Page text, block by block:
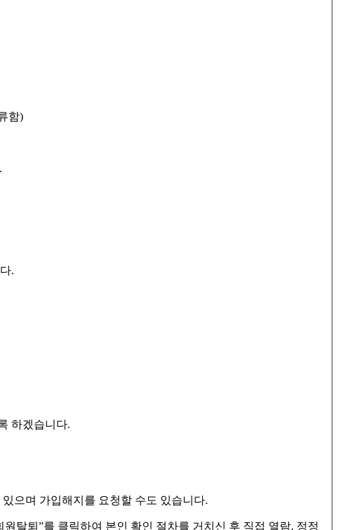
함)
.
하겠습니다.
으며 가입해지를 요청할 수도 있습니다.
탈퇴”를 클릭하여 본인 확인 절차를 거치신 후 직접 열람, 정정